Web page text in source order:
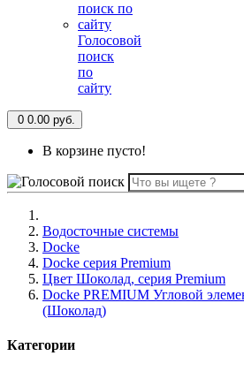
Голосовой
поиск
по
сайту
0 0.00 руб.
В корзине пусто!
Водосточные системы
Docke
Docke серия Premium
Цвет Шоколад, серия Premium
Docke PREMIUM Угловой
(Шоколад)
Категории